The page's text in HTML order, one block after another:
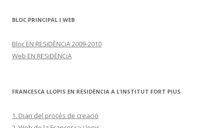
BLOC PRINCIPAL I WEB
Bloc EN RESiDÈNCiA 2009-2010
Web EN RESiDÈNCiA
FRANCESCA LLOPIS EN RESIDÈNCIA A L’INSTITUT FORT PIUS
1. Diari del procés de creació